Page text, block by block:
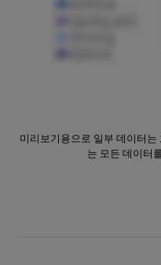
미리보기용으로 일부 데이터
는 모든 데이터